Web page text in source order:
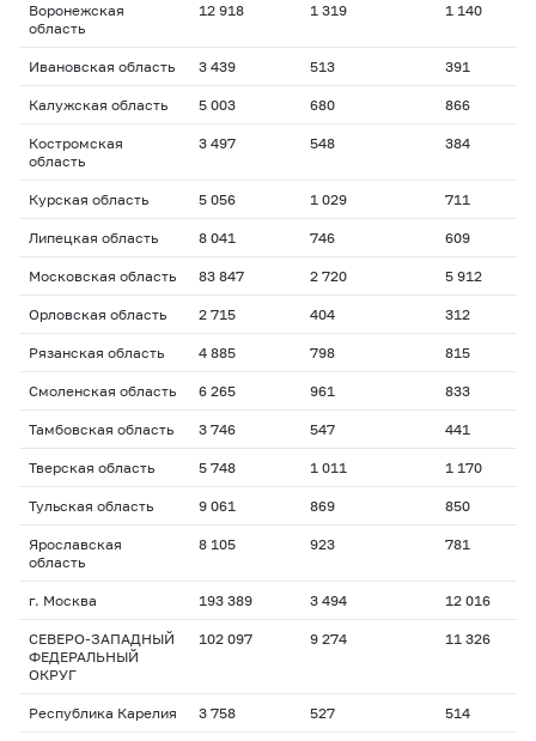
Воронежская
область
12 918 1 319 1 140
Ивановская область 3 439 513 391
Калужская область 5 003 680 866
Костромская
область
3 497 548 384
Курская область 5 056 1 029 711
Липецкая область 8 041 746 609
Московская область 83 847 2 720 5 912
Орловская область 2 715 404 312
Рязанская область 4 885 798 815
Смоленская область 6 265 961 833
Тамбовская область 3 746 547 441
Тверская область 5 748 1 011 1 170
Тульская область 9 061 869 850
Ярославская
область
8 105 923 781
г. Москва 193 389 3 494 12 016
СЕВЕРО-ЗАПАДНЫЙ
ФЕДЕРАЛЬНЫЙ
ОКРУГ
102 097 9 274 11 326
Республика Карелия 3 758 527 514